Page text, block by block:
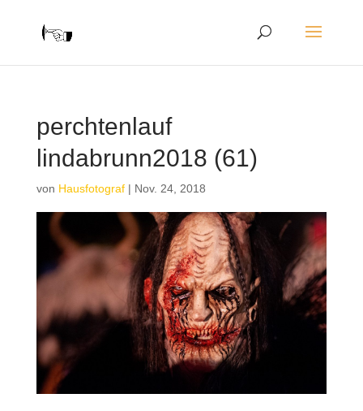
perchtenlauf
lindabrunn2018 (61)
von Hausfotograf| Nov. 24, 2018